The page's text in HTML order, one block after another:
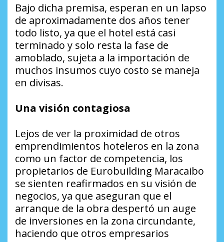
Bajo dicha premisa, esperan en un lapso
de aproximadamente dos años tener
todo listo, ya que el hotel está casi
terminado y solo resta la fase de
amoblado, sujeta a la importación de
muchos insumos cuyo costo se maneja
en divisas.
Una visión contagiosa
Lejos de ver la proximidad de otros
emprendimientos hoteleros en la zona
como un factor de competencia, los
propietarios de Eurobuilding Maracaibo
se sienten reafirmados en su visión de
negocios, ya que aseguran que el
arranque de la obra despertó un auge
de inversiones en la zona circundante,
haciendo que otros empresarios